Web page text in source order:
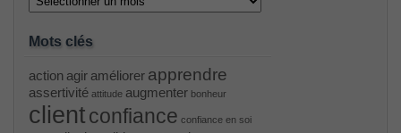
Mots clés
action agir améliorer apprendre
assertivité attitude augmenter bonheur
client confiance confiance en soi